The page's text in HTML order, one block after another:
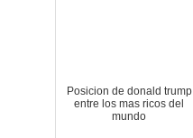
Posicion de donald trump
entre los mas ricos del
mundo